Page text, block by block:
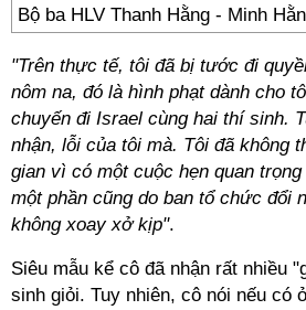
Bộ ba HLV Thanh Hằng - Minh
"Trên thực tế, tôi đã bị tước đi
nôm na, đó là hình phạt dành cho
chuyến đi Israel cùng hai thí sinh.
nhận, lỗi của tôi mà. Tôi đã không
gian vì có một cuộc hẹn quan
một phần cũng do ban tổ chức đổi
không xoay xở kịp".
Siêu mẫu kể cô đã nhận rất nhiều
sinh giỏi. Tuy nhiên, cô nói nếu có